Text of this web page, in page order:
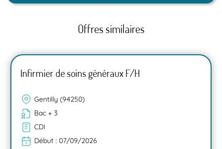
Offres similaires
Infirmier de soins généraux F/H
Gentilly (94250)
Bac + 3
CDI
Début : 07/09/2026